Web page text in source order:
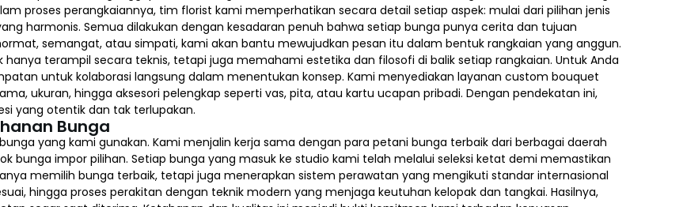
proses perangkaiannya, tim florist kami memperhatikan secara detail setiap aspek: mulai dari pilihan jenis
harmonis. Semua dilakukan dengan kesadaran penuh bahwa setiap bunga punya cerita dan tujuan
semangat, atau simpati, kami akan bantu mewujudkan pesan itu dalam bentuk rangkaian yang anggun.
terampil secara teknis, tetapi juga memahami estetika dan filosofi di balik setiap rangkaian. Untuk Anda
untuk kolaborasi langsung dalam menentukan konsep. Kami menyediakan layanan custom bouquet
ukuran, hingga aksesori pelengkap seperti vas, pita, atau kartu ucapan pribadi. Dengan pendekatan ini,
yang otentik dan tak terlupakan.
Bunga
yang kami gunakan. Kami menjalin kerja sama dengan para petani bunga terbaik dari berbagai daerah
bunga impor pilihan. Setiap bunga yang masuk ke studio kami telah melalui seleksi ketat demi memastikan
memilih bunga terbaik, tetapi juga menerapkan sistem perawatan yang mengikuti standar internasional
hingga proses perakitan dengan teknik modern yang menjaga keutuhan kelopak dan tangkai. Hasilnya,